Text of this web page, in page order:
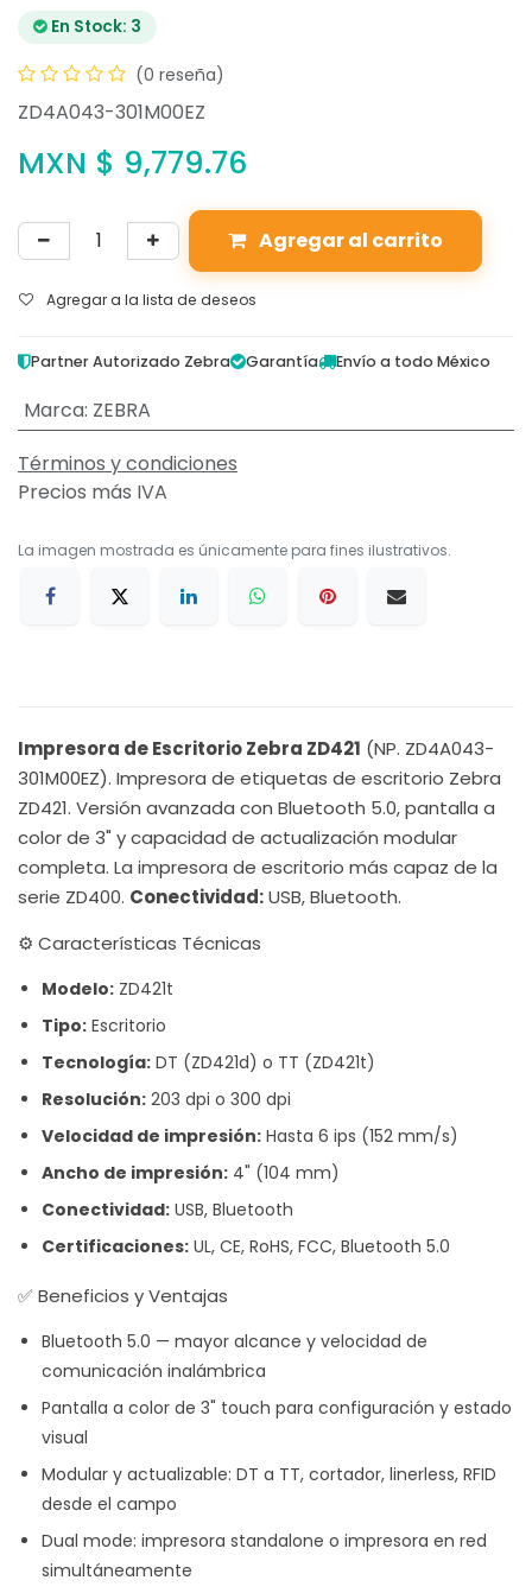
En Stock: 3
(0 reseña)
ZD4A043-301M00EZ
MXN $ 9,779.76
Agregar al carrito
Agregar a la lista de deseos
Partner Autorizado Zebra Garantía Envío a todo México
Marca: ZEBRA
Términos y condiciones
Precios más IVA
La imagen mostrada es únicamente para fines ilustrativos.
Impresora de Escritorio Zebra ZD421 (NP. ZD4A043-
301M00EZ). Impresora de etiquetas de escritorio Zebra
ZD421. Versión avanzada con Bluetooth 5.0, pantalla a
color de 3" y capacidad de actualización modular
completa. La impresora de escritorio más capaz de la
serie ZD400. Conectividad:USB, Bluetooth.
⚙️ Características Técnicas
Modelo: ZD421t
Tipo: Escritorio
Tecnología: DT (ZD421d) o TT (ZD421t)
Resolución: 203 dpi o 300 dpi
Velocidad de impresión: Hasta 6 ips (152 mm/s)
Ancho de impresión: 4" (104 mm)
Conectividad: USB, Bluetooth
Certificaciones: UL, CE, RoHS, FCC, Bluetooth 5.0
✅ Beneficios y Ventajas
Bluetooth 5.0 — mayor alcance y velocidad de
comunicación inalámbrica
Pantalla a color de 3" touch para configuración y estado
visual
Modular y actualizable: DT a TT, cortador, linerless, RFID
desde el campo
Dual mode: impresora standalone o impresora en red
simultáneamente